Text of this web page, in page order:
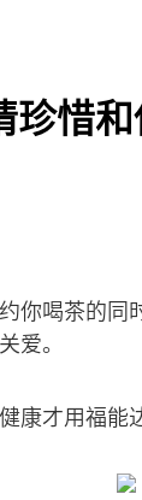
珍惜
你喝茶的
爱。
康才用福能